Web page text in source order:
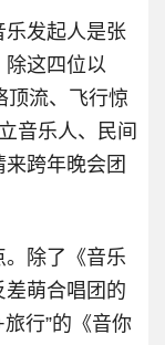
乐发起人是张
除这四位以
顶流、飞行惊
音乐人、民间
跨年晚会团
除了《音乐
萌合唱团的
旅行”的《音你